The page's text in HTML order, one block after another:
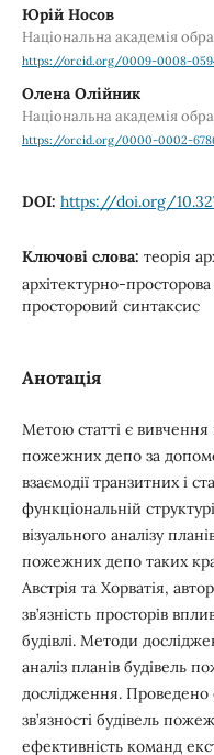
Юрій Носов
Національна академія
https://orcid.org/0009-0008-
Олена Олійник
Національна академія
https://orcid.org/0000-0002-
DOI: https://doi.org/
Ключові слова: теорія
архітектурно-
просторовий синтаксис
Анотація
Метою статті є вивчення
пожежних депо за
взаємодії транзитних і
функціональній
візуального аналізу
пожежних депо таких
Австрія та Хорватія,
зв’язність просторів
будівлі. Методи
аналіз планів будівель
дослідження. Проведено
зв’язності будівель
ефективність команд